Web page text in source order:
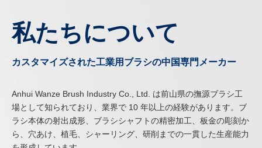
私たちについて
カスタマイズされた工業用ブラシの中国専門メーカー
Anhui Wanze Brush Industry Co., Ltd. は前山県の撫源ブラシ工
場として知られており、業界で 10 年以上の経験があります。ブ
ラシ本体の射出成形、ブラシシャフトの精密加工、板金の彫刻か
ら、穴あけ、植毛、シャーリング、研削までの一貫した生産能力